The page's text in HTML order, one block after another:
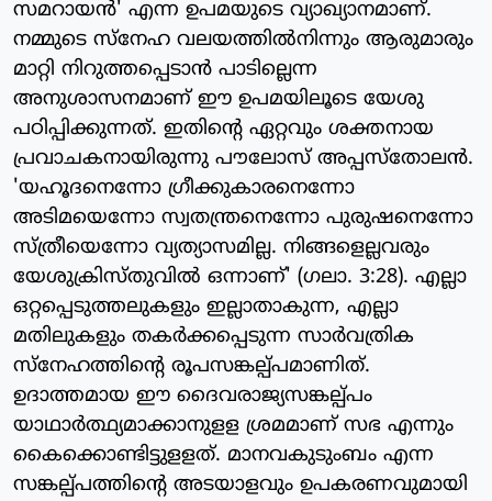
സമറായന്‍' എന്ന ഉപമയുടെ വ്യാഖ്യാനമാണ്.
നമ്മുടെ സ്‌നേഹ വലയത്തില്‍നിന്നും ആരുമാരും
മാറ്റി നിറുത്തപ്പെടാന്‍ പാടില്ലെന്ന
അനുശാസനമാണ് ഈ ഉപമയിലൂടെ യേശു
പഠിപ്പിക്കുന്നത്. ഇതിന്റെ ഏറ്റവും ശക്തനായ
പ്രവാചകനായിരുന്നു പൗലോസ് അപ്പസ്‌തോലന്‍.
'യഹൂദനെന്നോ ഗ്രീക്കുകാരനെന്നോ
അടിമയെന്നോ സ്വതന്ത്രനെന്നോ പുരുഷനെന്നോ
സ്ത്രീയെന്നോ വ്യത്യാസമില്ല. നിങ്ങളെല്ലവരും
യേശുക്രിസ്തുവില്‍ ഒന്നാണ്' (ഗലാ. 3:28). എല്ലാ
ഒറ്റപ്പെടുത്തലുകളും ഇല്ലാതാകുന്ന, എല്ലാ
മതിലുകളും തകര്‍ക്കപ്പെടുന്ന സാര്‍വത്രിക
സ്‌നേഹത്തിന്റെ രൂപസങ്കല്പ്പമാണിത്.
ഉദാത്തമായ ഈ ദൈവരാജ്യസങ്കല്പ്പം
യാഥാര്‍ത്ഥ്യമാക്കാനുളള ശ്രമമാണ് സഭ എന്നും
കൈക്കൊണ്ടിട്ടുളളത്. മാനവകുടുംബം എന്ന
സങ്കല്പ്പത്തിന്റെ അടയാളവും ഉപകരണവുമായി